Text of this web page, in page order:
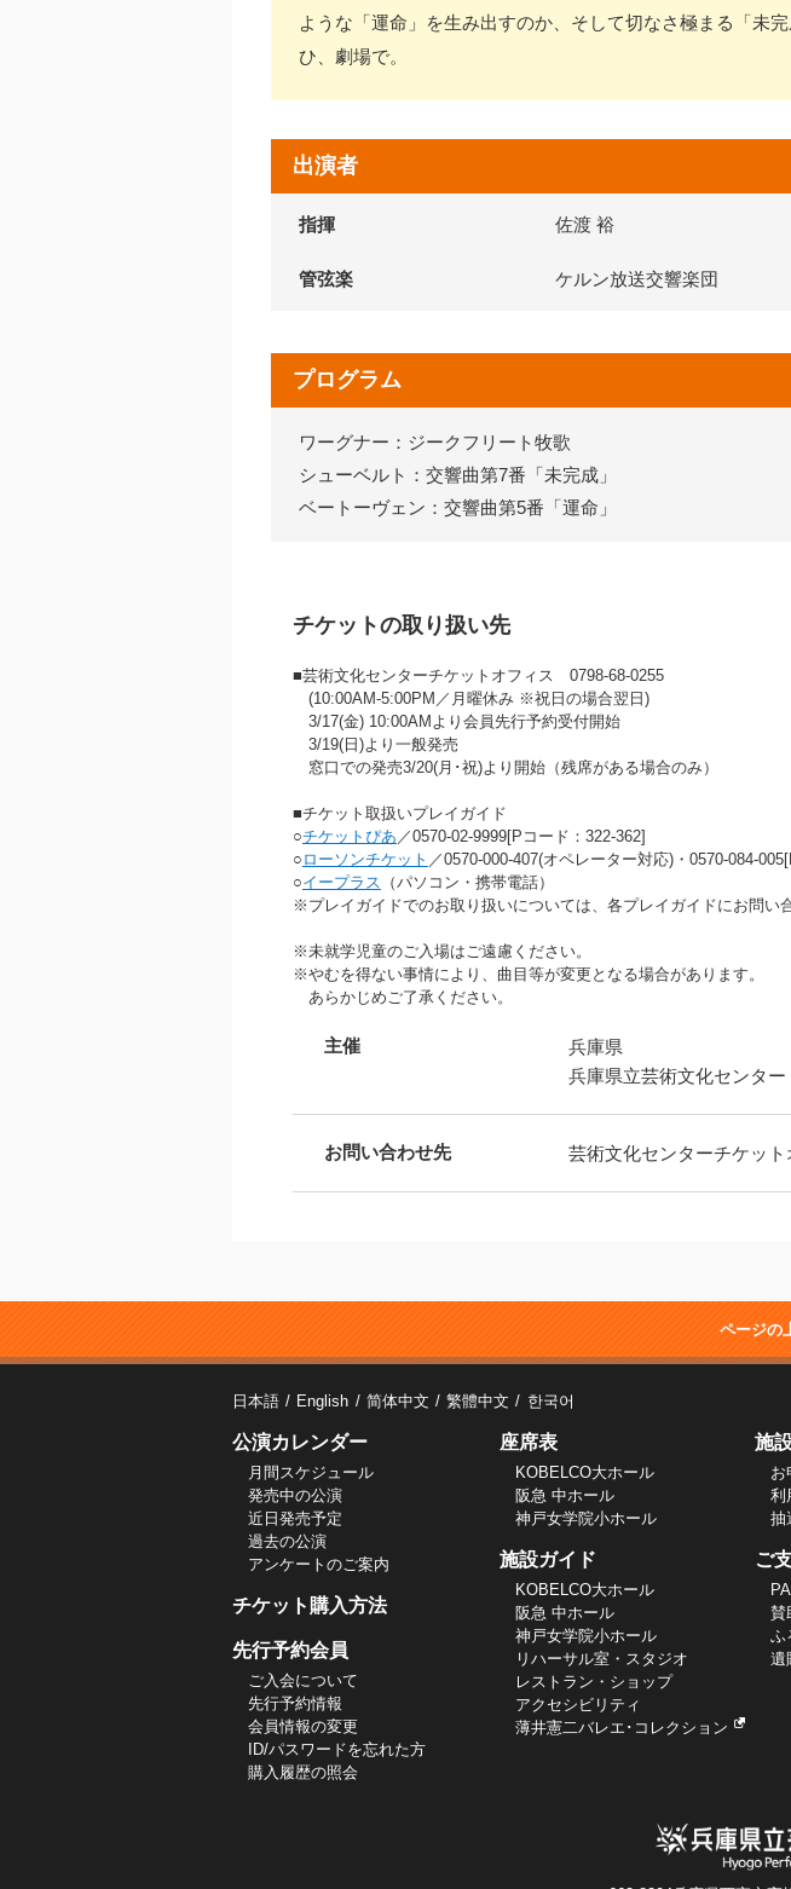
ような「運命」を生み出すのか、そして切なさ極まる「未
ひ、劇場で。
出演者
指揮 佐渡 裕
管弦楽 ケルン放送交響楽団
プログラム
ワーグナー：ジークフリート牧歌
シューベルト：交響曲第7番「未完成」
ベートーヴェン：交響曲第5番「運命」
チケットの取り扱い先
■芸術文化センターチケットオフィス 0798-68-0255
(10:00AM‐5:00PM／月曜休み ※祝日の場合翌日)
3/17(金) 10:00AMより会員先行予約受付開始
3/19(日)より一般発売
窓口での発売3/20(月･祝)より開始（残席がある場合のみ）
■チケット取扱いプレイガイド
○チケットぴあ ／0570-02-9999[Pコード：322-362]
○ ローソンチケット ／0570-000-407(オペレーター対応)・0570-084-
○イープラス （パソコン・携帯電話）
※プレイガイドでのお取り扱いについては、各プレイガイドにお問い
※未就学児童のご入場はご遠慮ください。
※やむを得ない事情により、曲目等が変更となる場合があります。
あらかじめご了承ください。
主催
兵庫県
兵庫県立芸術文化センター
お問い合わせ先 芸術文化センターチケッ
ページの
日本語 English 简体中文 繁體中文 한국어
公演カレンダー
月間スケジュール
発売中の公演
近日発売予定
過去の公演
アンケートのご案内
チケット購入方法
先行予約会員
ご入会について
先行予約情報
会員情報の変更
ID/パスワードを忘れた方
購入履歴の照会
座席表
KOBELCO大ホール
阪急 中ホール
神戸女学院小ホール
施設ガイド
KOBELCO大ホール
阪急 中ホール
神戸女学院小ホール
リハーサル室・スタジオ
レストラン・ショップ
アクセシビリティ
薄井憲二バレエ･コレクション
施
お
利
抽
ご
賛
ふ
遺